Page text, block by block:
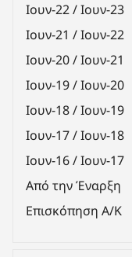
Ιουν-22 / Ιουν-23
Ιουν-21 / Ιουν-22
Ιουν-20 / Ιουν-21
Ιουν-19 / Ιουν-20
Ιουν-18 / Ιουν-19
Ιουν-17 / Ιουν-18
Ιουν-16 / Ιουν-17
Από την Έναρξη
Επισκόπηση Α/Κ